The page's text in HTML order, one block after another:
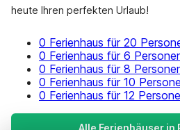
heute Ihren perfekten Urlaub!
0 Ferienhaus für 20
0 Ferienhaus für 6
0 Ferienhaus für 8
0 Ferienhaus für 10
0 Ferienhaus für 12
Alle Ferienhäuser in